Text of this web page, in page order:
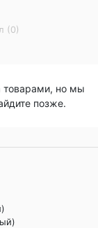
(0)
товарами, но мы
позже.